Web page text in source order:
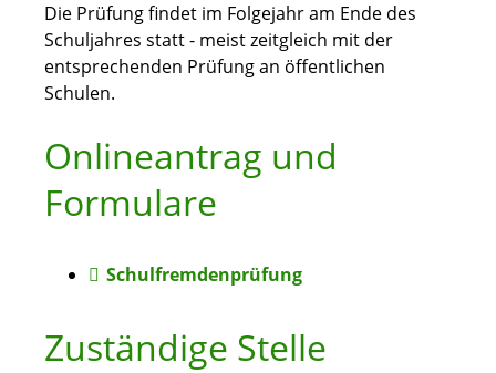
Die Prüfung findet im Folgejahr am Ende des
Schuljahres statt - meist zeitgleich mit der
entsprechenden Prüfung an öffentlichen
Schulen.
Onlineantrag und
Formulare
Schulfremdenprüfung
Zuständige Stelle